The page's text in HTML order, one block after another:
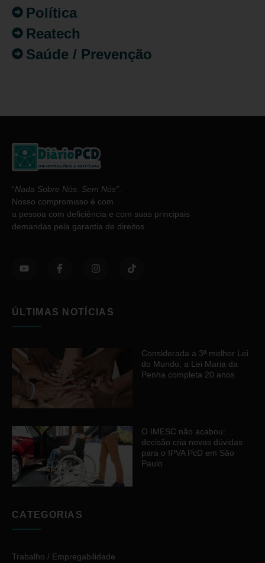
Política
Reatech
Saúde / Prevenção
“Nada Sobre Nós. Sem Nós”
Nosso compromisso é com
a pessoa com deficiência e com suas principais
demandas pela garantia de direitos.
ÚLTIMAS NOTÍCIAS
Considerada a 3ª melhor Lei
do Mundo, a Lei Maria da
Penha completa 20 anos
O IMESC não acabou:
decisão cria novas dúvidas
para o IPVA PcD em São
Paulo
CATEGORIAS
Trabalho / Empregabilidade